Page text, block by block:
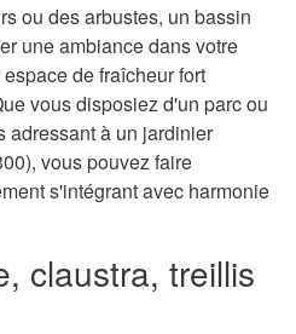
ou des arbustes, un bassin
une ambiance dans votre
de fraîcheur fort
vous disposiez d'un parc ou
adressant à un jardinier
vous pouvez faire
s'intégrant avec harmonie
claustra, treillis